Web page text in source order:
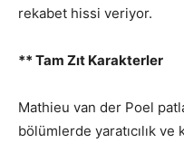
rekabet hissi veriyor.
** Tam Zıt Karakterler
Mathieu van der Poel
bölümlerde yaratıcılık